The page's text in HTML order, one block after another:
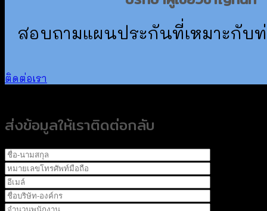
สอบถามแผนประกันที่เหมาะกับท่
ติดต่อเรา
ส่งข้อมูลให้เราติดต่อกลับ